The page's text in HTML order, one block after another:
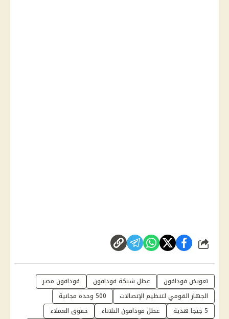
شارك
تعويض فودافون عطل شبكة فودافون
فودافون مصر
الجهاز القومي لتنظيم الإتصالات
500 وحدة مجانية
5 جيجا هدية
عطل فودافون الثلاثاء
حقوق العملاء